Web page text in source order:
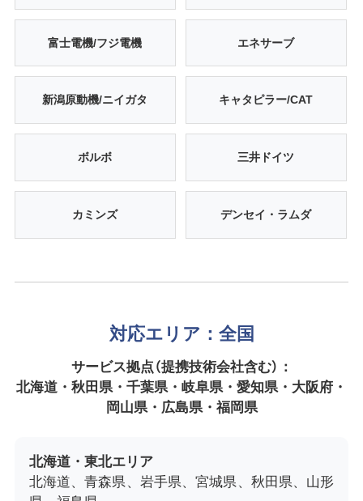
富士電機/フジ電機 エネサーブ
新潟原動機/ニイガタ キャタピラー/CAT
ボルボ 三井ドイツ
カミンズ デンセイ・ラムダ
対応エリア：全国
サービス拠点（提携技術会社含む）：
北海道・秋田県・千葉県・岐阜県・愛知県・大阪府・
岡山県・広島県・福岡県
北海道・東北エリア
北海道、青森県、岩手県、宮城県、秋田県、山形